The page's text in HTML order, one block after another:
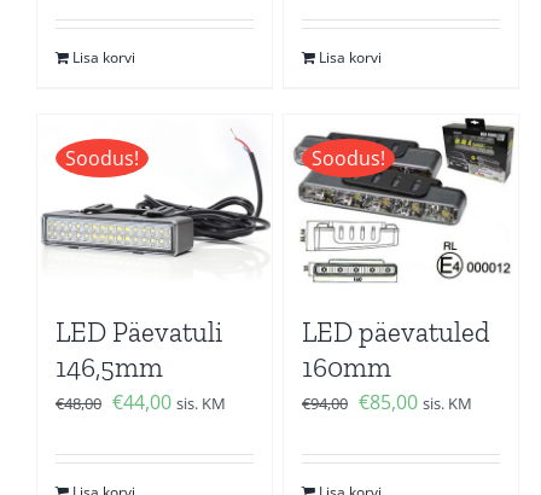
oli:
€149,00.
is:
Lisa korvi
€123,00.€111,00.
Lisa korvi
Soodus!
LED Päevatuli
146,5mm
€48,00 Algne
oli:
€44,00Current
is:
sis. KM
Soodus!
LED päevatuled
160mm
€94,00 Algne
oli:
€85,00Current
is:
sis. KM